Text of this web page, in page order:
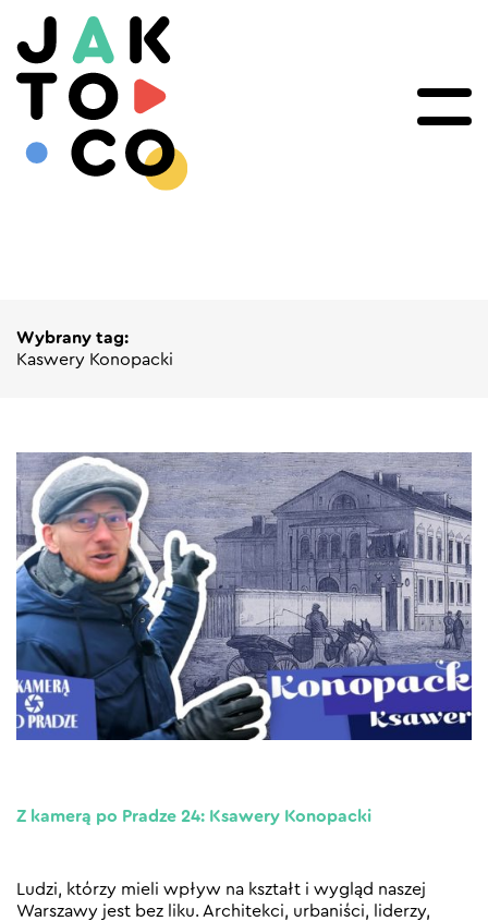
Wybrany tag:
Kaswery Konopacki
Z kamerą po Pradze 24: Ksawery Konopacki
Ludzi, którzy mieli wpływ na kształt i wygląd naszej
Warszawy jest bez liku. Architekci, urbaniści, liderzy,